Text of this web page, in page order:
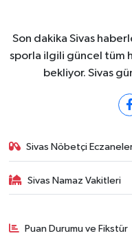
Son dakika Sivas
sporla ilgili güncel tüm
bekliyor. Sivas
Sivas Nöbetçi
Sivas Namaz Vakitleri
Puan Durumu ve Fikstür